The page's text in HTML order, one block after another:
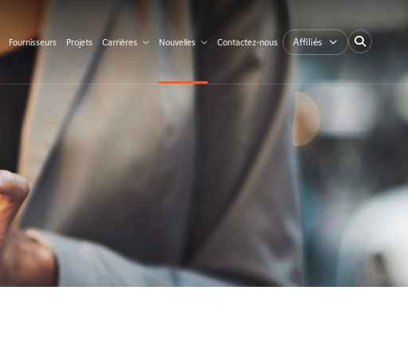
Fournisseurs Projets Carrières Nouvelles Contactez-nous Affiliés